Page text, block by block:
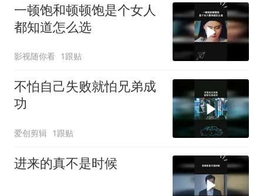
一顿饱和顿顿饱是个女人
都知道怎么选
影视随你看 1跟贴
不怕自己失败就怕兄弟成
功
爱创剪辑 1跟贴
进来的真不是时候